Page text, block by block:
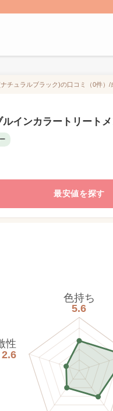
チュラルブラック)の口コミ（0件）/
インカラートリート
最安値を探す
色持ち
5.6
性
2.6